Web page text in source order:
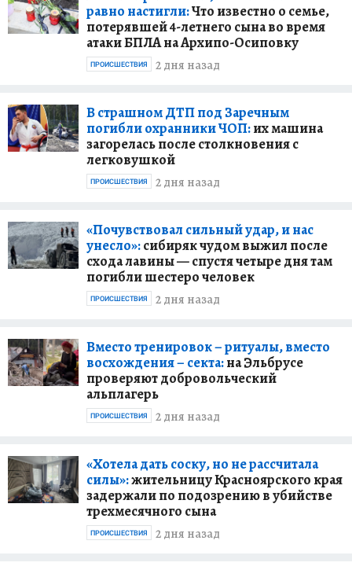
равно настигли:Что известно о семье,
потерявшей 4-летнего сына во время
атаки БПЛА на Архипо-Осиповку
2 дня назад
ПРОИСШЕСТВИЯ
В страшном ДТП под Заречным
погибли охранники ЧОП:их машина
загорелась после столкновения с
легковушкой
2 дня назад
ПРОИСШЕСТВИЯ
«Почувствовал сильный удар, и нас
унесло»:сибиряк чудом выжил после
схода лавины — спустя четыре дня там
погибли шестеро человек
2 дня назад
ПРОИСШЕСТВИЯ
Вместо тренировок – ритуалы, вместо
восхождения – секта:на Эльбрусе
проверяют добровольческий
альплагерь
2 дня назад
ПРОИСШЕСТВИЯ
«Хотела дать соску, но не рассчитала
силы»:жительницу Красноярского края
задержали по подозрению в убийстве
трехмесячного сына
2 дня назад
ПРОИСШЕСТВИЯ